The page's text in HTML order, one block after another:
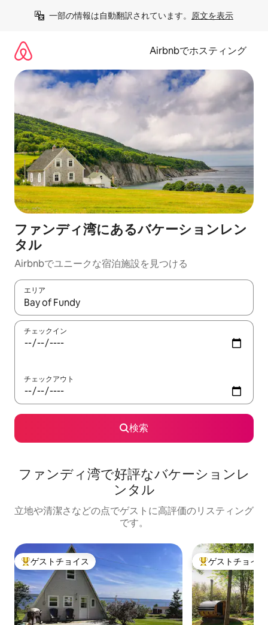
一部の情報は自動翻訳されています。 原文を表示
Airbnbでホスティング
ファンディ湾にあるバケーションレン
タル
Airbnbでユニークな宿泊施設を見つける
エリア
検索結果が表示されたら、上下の矢印キーを使って移動するか
チェックイン
チェックアウト
検索
ファンディ湾で好評なバケーションレ
ンタル
立地や清潔さなどの点でゲストに高評価のリスティング
です。
大好評のゲストチョイスです。
ゲストチョイス 大好評のゲスト
ゲストチョイス